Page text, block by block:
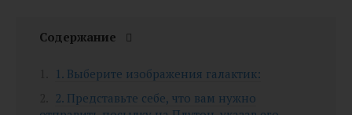
Содержание
1. Выберите изображения галактик:
2. Представьте себе, что вам нужно